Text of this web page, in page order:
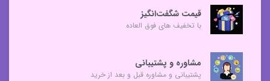
قیمت شگفت‌انگیز
با تخفیف های فوق العاده
مشاوره و پشتیبانی
پشتیبانی و مشاوره قبل و بعد از خرید